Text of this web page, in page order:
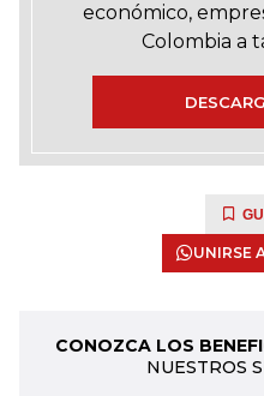
económico,
Colombia a
UNIRSE
CONOZCA LOS
NUESTROS